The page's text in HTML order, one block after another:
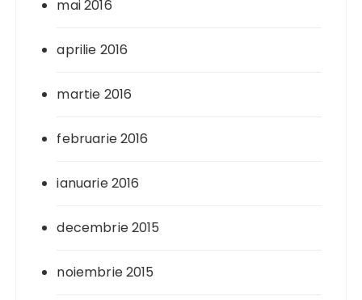
mai 2016
aprilie 2016
martie 2016
februarie 2016
ianuarie 2016
decembrie 2015
noiembrie 2015